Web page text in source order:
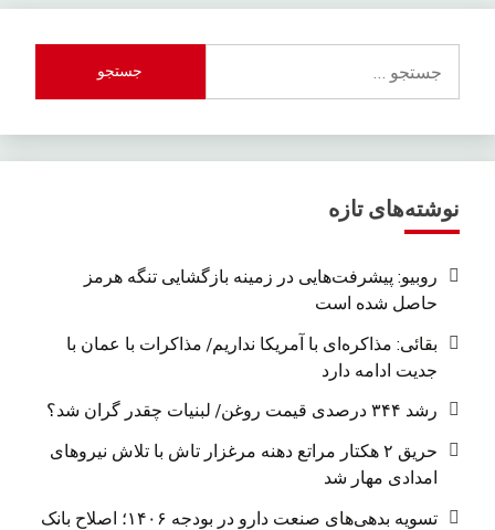
برای:
نوشته‌های تازه
روبیو: پیشرفت‌هایی در زمینه بازگشایی تنگه هرمز
حاصل شده است
بقائی: مذاکره‌ای با آمریکا نداریم/ مذاکرات با عمان با
جدیت ادامه دارد
رشد ۳۴۴ درصدی قیمت روغن/ لبنیات چقدر گران شد؟
حریق ۲ هکتار مراتع دهنه مرغزار تاش با تلاش نیروهای
امدادی مهار شد
تسویه بدهی‌های صنعت دارو در بودجه ۱۴۰۶؛ اصلاح بانک